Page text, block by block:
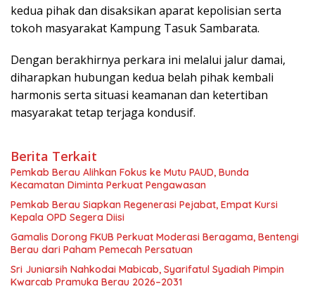
kedua pihak dan disaksikan aparat kepolisian serta
tokoh masyarakat Kampung Tasuk Sambarata.
Dengan berakhirnya perkara ini melalui jalur damai,
diharapkan hubungan kedua belah pihak kembali
harmonis serta situasi keamanan dan ketertiban
masyarakat tetap terjaga kondusif.
Berita Terkait
Pemkab Berau Alihkan Fokus ke Mutu PAUD, Bunda
Kecamatan Diminta Perkuat Pengawasan
Pemkab Berau Siapkan Regenerasi Pejabat, Empat Kursi
Kepala OPD Segera Diisi
Gamalis Dorong FKUB Perkuat Moderasi Beragama, Bentengi
Berau dari Paham Pemecah Persatuan
Sri Juniarsih Nahkodai Mabicab, Syarifatul Syadiah Pimpin
Kwarcab Pramuka Berau 2026–2031